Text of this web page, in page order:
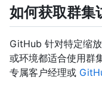
如何获取群集
GitHub 针对特定缩
或环境都适合使用群
专属客户经理或